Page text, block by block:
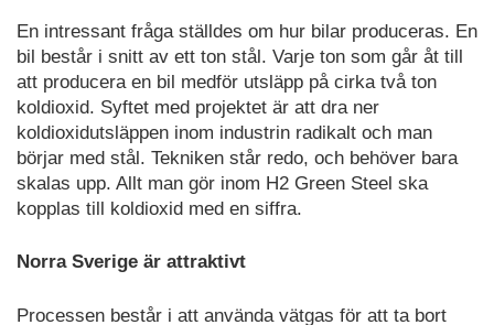
En intressant fråga ställdes om hur bilar produceras. En
bil består i snitt av ett ton stål. Varje ton som går åt till
att producera en bil medför utsläpp på cirka två ton
koldioxid. Syftet med projektet är att dra ner
koldioxidutsläppen inom industrin radikalt och man
börjar med stål. Tekniken står redo, och behöver bara
skalas upp. Allt man gör inom H2 Green Steel ska
kopplas till koldioxid med en siffra.
Norra Sverige är attraktivt
Processen består i att använda vätgas för att ta bort